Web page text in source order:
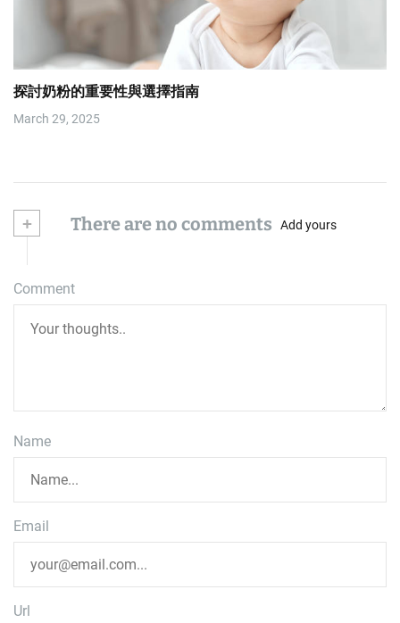
探討奶粉的重要性與選擇指南
March 29, 2025
+ There are no comments Add yours
Comment
Name
Email
Url